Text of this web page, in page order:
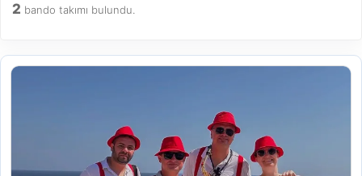
2 bando takımı bulundu.